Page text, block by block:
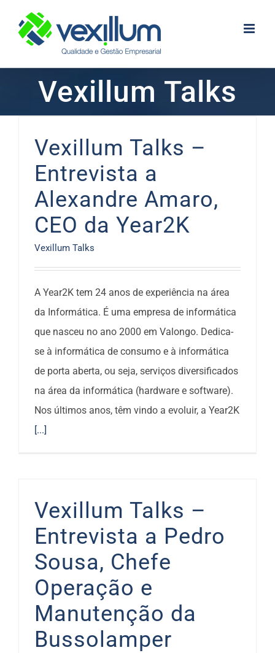
content
Vexillum Talks
Vexillum Talks –
Entrevista a
Alexandre Amaro,
CEO da Year2K
Vexillum Talks
A Year2K tem 24 anos de experiência na área
da Informática. É uma empresa de informática
que nasceu no ano 2000 em Valongo. Dedica-
se à informática de consumo e à informática
de porta aberta, ou seja, serviços diversificados
na área da informática (hardware e software).
Nos últimos anos, têm vindo a evoluir, a Year2K
[...]
Vexillum Talks –
Entrevista a Pedro
Sousa, Chefe
Operação e
Manutenção da
Bussolamper